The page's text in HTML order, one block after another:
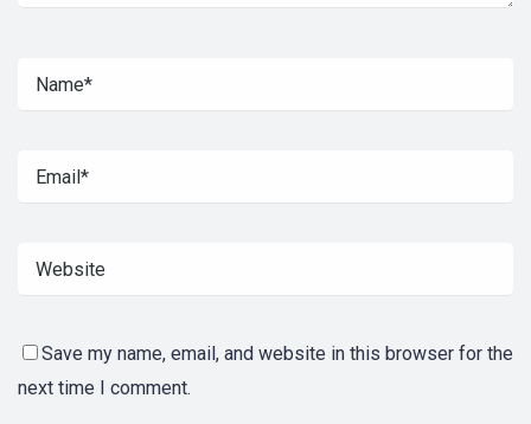
Save my name, email, and website in this browser for the
next time I comment.